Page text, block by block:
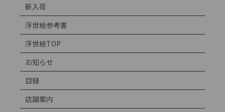
新入荷
浮世絵参考書
浮世絵TOP
お知らせ
目録
店舗案内